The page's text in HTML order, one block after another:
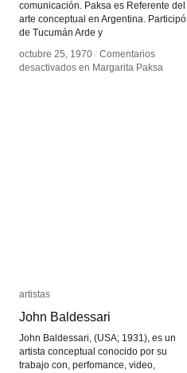
comunicación. Paksa es Referente del
arte conceptual en Argentina. Participó
de Tucumán Arde y
octubre 25, 1970 / Comentarios
desactivados en Margarita Paksa
octubre 25, 1970 / Comentarios
desactivados en Margarita Paksa
artistas
John Baldessari
John Baldessari, (USA; 1931), es un
artista conceptual conocido por su
trabajo con, perfomance, video,
artistas
John Baldessari